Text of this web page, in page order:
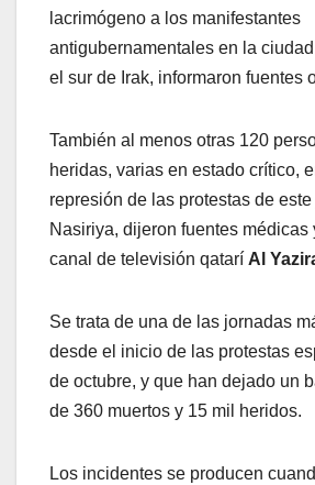
lacrimógeno a los manifestantes
antigubernamentales en la
el sur de Irak, informaron fuentes
También al menos otras 120
heridas, varias en estado crítico,
represión de las protestas de
Nasiriya, dijeron fuentes médicas
canal de televisión qatarí Al
Se trata de una de las jornadas
desde el inicio de las protestas
de octubre, y que han dejado un
de 360 muertos y 15 mil heridos.
Los incidentes se producen